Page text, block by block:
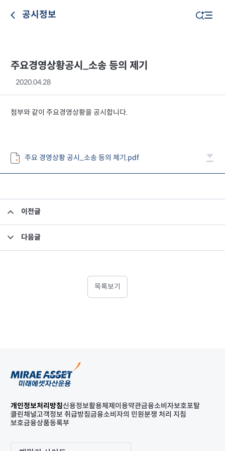
공시정보
주요경영상황공시_소송 등의 제기
2020.04.28
첨부와 같이 주요경영상황을 공시합니다.
주요 경영상황 공시_소송 등의 제기.pdf
이전글
다음글
목록보기
개인정보처리방침신용정보활용체제 이용약관금융소비자보호포탈
클린채널고객정보 취급방침금융소비자의 민원분쟁 처리 지침
보호금융상품등록부